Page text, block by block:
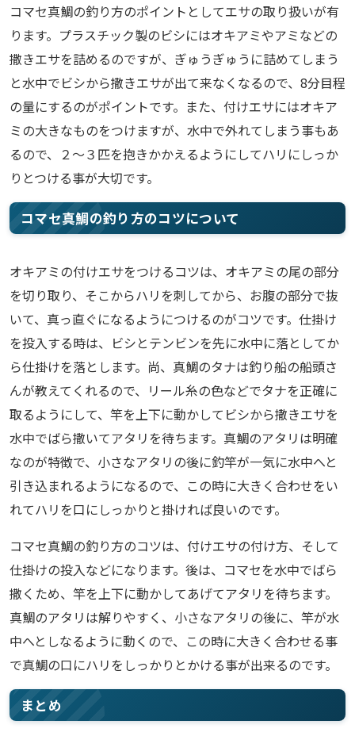
コマセ真鯛の釣り方のポイントとしてエサの取り扱いが有
ります。プラスチック製のビシにはオキアミやアミなどの
撒きエサを詰めるのですが、ぎゅうぎゅうに詰めてしまう
と水中でビシから撒きエサが出て来なくなるので、8分目程
の量にするのがポイントです。また、付けエサにはオキア
ミの大きなものをつけますが、水中で外れてしまう事もあ
るので、２～３匹を抱きかかえるようにしてハリにしっか
りとつける事が大切です。
コマセ真鯛の釣り方のコツについて
オキアミの付けエサをつけるコツは、オキアミの尾の部分
を切り取り、そこからハリを刺してから、お腹の部分で抜
いて、真っ直ぐになるようにつけるのがコツです。仕掛け
を投入する時は、ビシとテンビンを先に水中に落としてか
ら仕掛けを落とします。尚、真鯛のタナは釣り船の船頭さ
んが教えてくれるので、リール糸の色などでタナを正確に
取るようにして、竿を上下に動かしてビシから撒きエサを
水中でばら撒いてアタリを待ちます。真鯛のアタリは明確
なのが特徴で、小さなアタリの後に釣竿が一気に水中へと
引き込まれるようになるので、この時に大きく合わせをい
れてハリを口にしっかりと掛ければ良いのです。
コマセ真鯛の釣り方のコツは、付けエサの付け方、そして
仕掛けの投入などになります。後は、コマセを水中でばら
撒くため、竿を上下に動かしてあげてアタリを待ちます。
真鯛のアタリは解りやすく、小さなアタリの後に、竿が水
中へとしなるように動くので、この時に大きく合わせる事
で真鯛の口にハリをしっかりとかける事が出来るのです。
まとめ